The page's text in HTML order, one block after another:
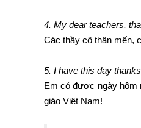
4. My dear teachers,
Các thầy cô thân mến,
5. I have this day
Em có được ngày hôm
giáo Việt Nam!